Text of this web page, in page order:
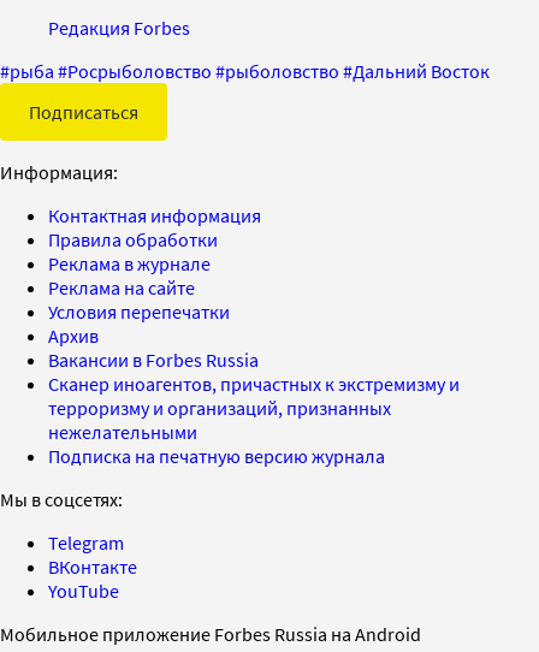
Редакция Forbes
#рыба #Росрыболовство #рыболовство #Дальний Восток
Подписаться
Информация:
Контактная информация
Правила обработки
Реклама в журнале
Реклама на сайте
Условия перепечатки
Архив
Вакансии в Forbes Russia
Сканер иноагентов, причастных к экстремизму и
терроризму и организаций, признанных
нежелательными
Подписка на печатную версию журнала
Мы в соцсетях:
Telegram
ВКонтакте
YouTube
Мобильное приложение Forbes Russia на Android